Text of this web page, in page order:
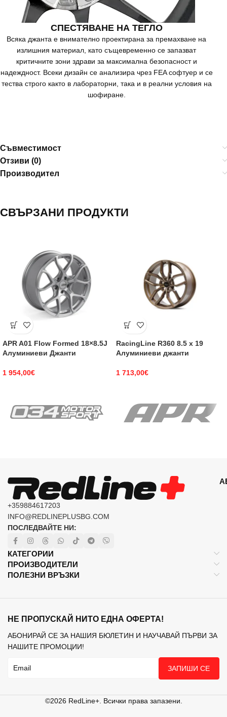
СПЕСТЯВАНЕ НА ТЕГЛО
Всяка джанта е внимателно проектирана за премахване на
излишния материал, като същевременно се запазват
критичните зони здрави за максимална безопасност и
надеждност. Всеки дизайн се анализира чрез FEA софтуер и се
тества строго както в лабораторни, така и в реални условия на
шофиране.
Съвместимост
Отзиви (0)
Производител
СВЪРЗАНИ ПРОДУКТИ
APR A01 Flow Formed 18×8.5J
Алуминиеви Джанти
1 954,00€
RacingLine R360 8.5 x 19
Алуминиеви джанти
1 713,00€
+359884617203
INFO@REDLINEPLUSBG.COM
ПОСЛЕДВАЙТЕ НИ:
КАТЕГОРИИ
ПРОИЗВОДИТЕЛИ
ПОЛЕЗНИ ВРЪЗКИ
НЕ ПРОПУСКАЙ НИТО ЕДНА ОФЕРТА!
АБОНИРАЙ СЕ ЗА НАШИЯ БЮЛЕТИН И НАУЧАВАЙ ПЪРВИ ЗА
НАШИТЕ ПРОМОЦИИ!
ЗАПИШИ СЕ
©2026 RedLine+. Всички права запазени.